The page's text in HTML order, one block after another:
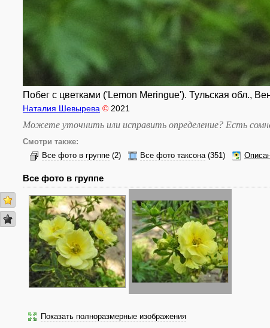
Побег с цветками ('Lemon Meringue'). Тульская обл.,
Наталия Шевырева © 2021
Можете уточнить или исправить определение? Есть
Смотри также:
Все фото в группе (2) Все фото таксона(351)
Все фото в группе
Показать полноразмерные изображения